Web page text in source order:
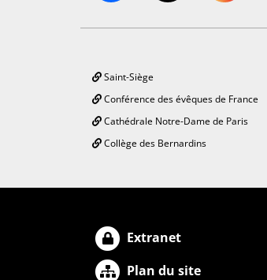
Saint-Siège
Conférence des évêques de France
Cathédrale Notre-Dame de Paris
Collège des Bernardins
Extranet
Plan du site